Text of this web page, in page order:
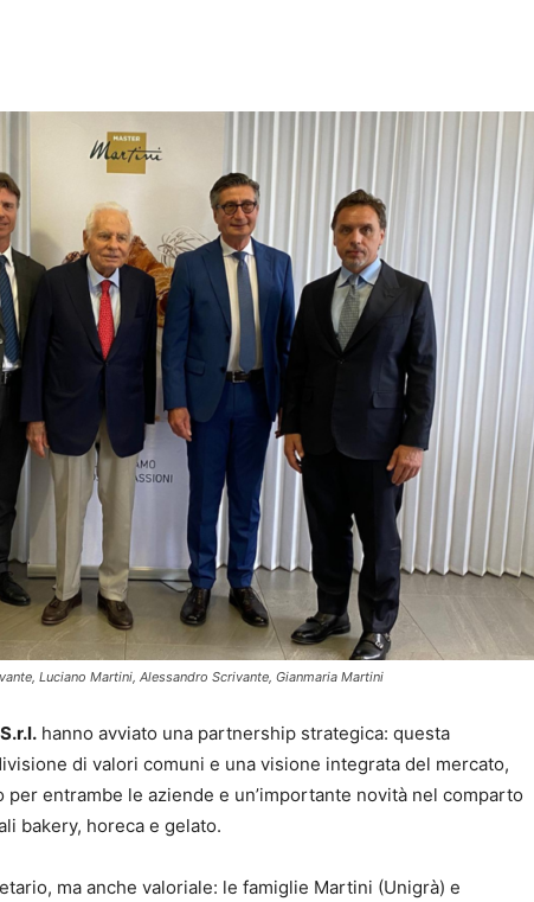
Luciano Martini, Alessandro Scrivante, Gianmaria Martini
hanno avviato una partnership strategica: questa
di valori comuni e una visione integrata del mercato,
entrambe le aziende e un’importante novità nel comparto
bakery, horeca e gelato.
ma anche valoriale: le famiglie Martini (Unigrà) e